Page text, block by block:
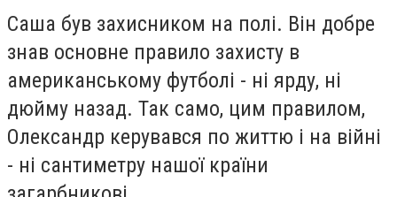
Саша був захисником на полі. Він добре
знав основне правило захисту в
американському футболі - ні ярду, ні
дюйму назад. Так само, цим правилом,
Олександр керувався по життю і на війні
- ні сантиметру нашої країни